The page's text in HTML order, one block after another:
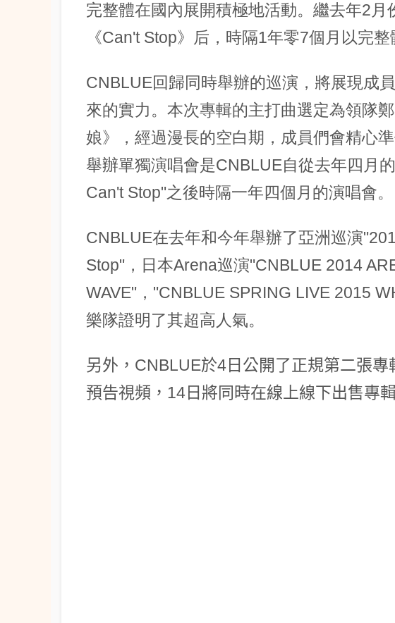
完整體在國內展開積極地活動。繼去年2月
《Can't Stop》后，時隔1年零7個月以完整
CNBLUE回歸同時舉辦的巡演，將展現成
來的實力。本次專輯的主打曲選定為領隊
娘》，經過漫長的空白期，成員們會精心
舉辦單獨演唱會是CNBLUE自從去年四月
Can't Stop"之後時隔一年四個月的演唱會。
CNBLUE在去年和今年舉辦了亞洲巡演
Stop"，日本Arena巡演"CNBLUE 2014
WAVE"，"CNBLUE SPRING LIVE 2015
樂隊證明了其超高人氣。
另外，CNBLUE於4日公開了正規第二張
預告視頻，14日將同時在線上線下出售專輯